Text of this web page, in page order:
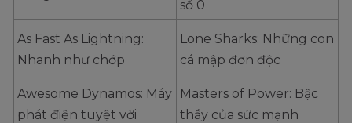
số 0
As Fast As Lightning:
Nhanh như chớp
Lone Sharks: Những con
cá mập đơn độc
Awesome Dynamos: Máy
phát điện tuyệt vời
Masters of Power: Bậc
thầy của sức mạnh